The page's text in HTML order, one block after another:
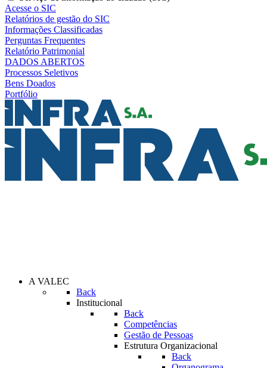
Acesse o SIC
Relatórios de gestão do SIC
Informações Classificadas
Perguntas Frequentes
Relatório Patrimonial
DADOS ABERTOS
Processos Seletivos
Bens Doados
Portfólio
A VALEC
Back
Institucional
Back
Competências
Gestão de Pessoas
Estrutura Organizacional
Back